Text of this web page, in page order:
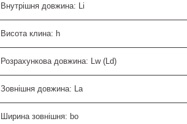
Внутрішня довжина: Li
Висота клина: h
Розрахункова довжина: Lw (Ld)
Зовнішня довжина: La
Ширина зовнішня: bo